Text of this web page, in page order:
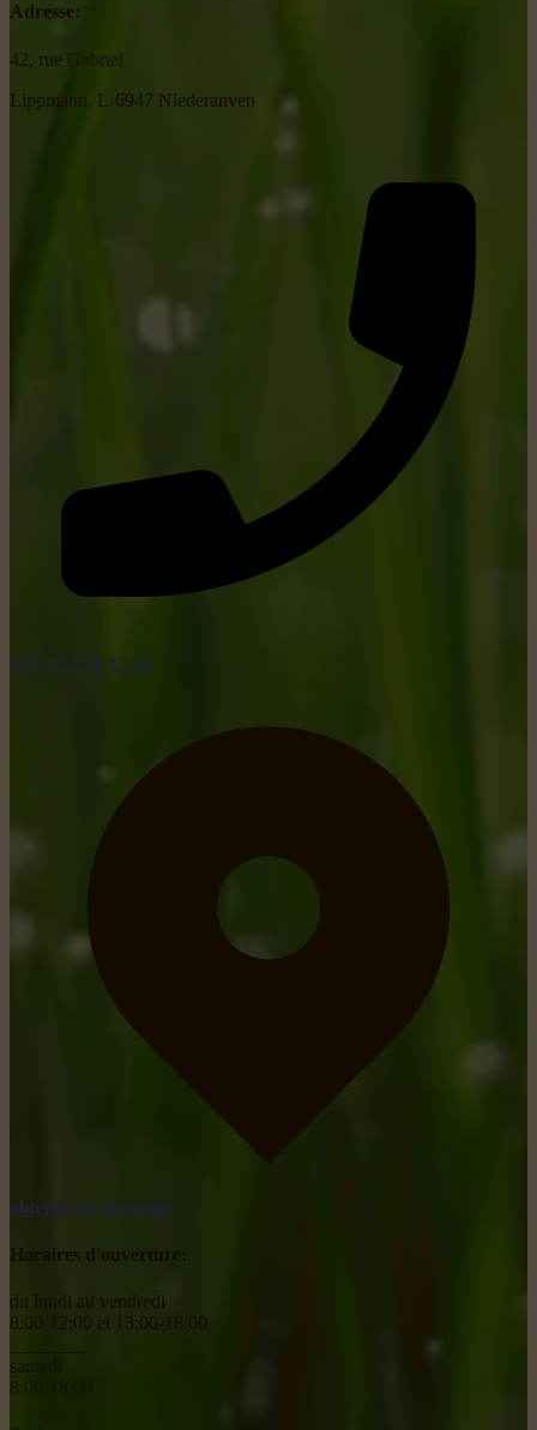
Adresse:
42, rue Gabriel
Lippmann, L-6947 Niederanven
tel: +352 26 15 26
obtenir un itinéraire
Horaires d'ouverture:
du lundi au vendredi
8:00-12:00 et 13:00-18:00
samedi
8:00-18:00